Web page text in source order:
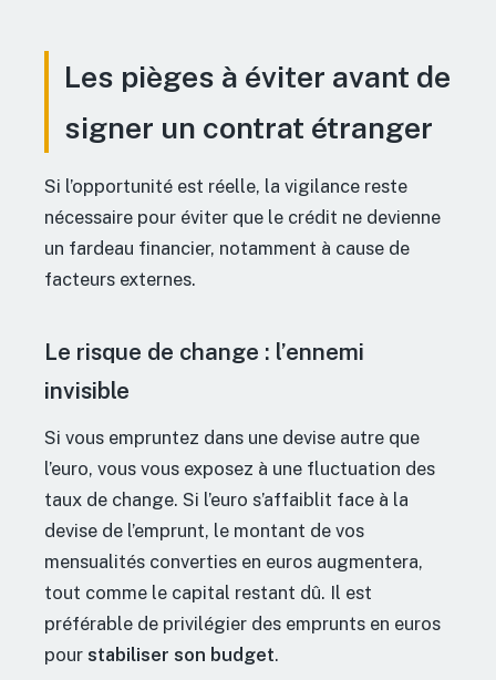
Les pièges à éviter avant de
signer un contrat étranger
Si l’opportunité est réelle, la vigilance reste
nécessaire pour éviter que le crédit ne devienne
un fardeau financier, notamment à cause de
facteurs externes.
Le risque de change : l’ennemi
invisible
Si vous empruntez dans une devise autre que
l’euro, vous vous exposez à une fluctuation des
taux de change. Si l’euro s’affaiblit face à la
devise de l’emprunt, le montant de vos
mensualités converties en euros augmentera,
tout comme le capital restant dû. Il est
préférable de privilégier des emprunts en euros
pour stabiliser son budget.